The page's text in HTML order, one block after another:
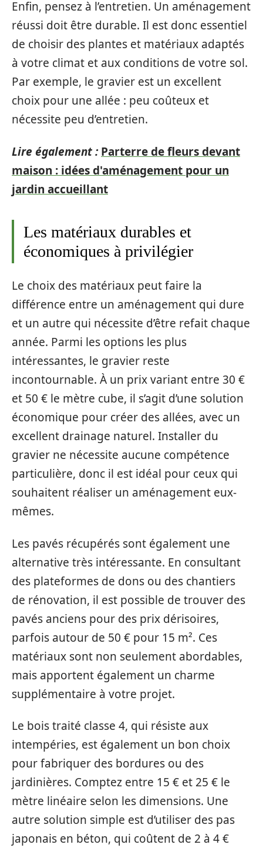
Enfin, pensez à l’entretien. Un aménagement
réussi doit être durable. Il est donc essentiel
de choisir des plantes et matériaux adaptés
à votre climat et aux conditions de votre sol.
Par exemple, le gravier est un excellent
choix pour une allée : peu coûteux et
nécessite peu d’entretien.
Lire également : Parterre de fleurs devant
maison : idées d'aménagement pour un
jardin accueillant
Les matériaux durables et
économiques à privilégier
Le choix des matériaux peut faire la
différence entre un aménagement qui dure
et un autre qui nécessite d’être refait chaque
année. Parmi les options les plus
intéressantes, le gravier reste
incontournable. À un prix variant entre 30 €
et 50 € le mètre cube, il s’agit d’une solution
économique pour créer des allées, avec un
excellent drainage naturel. Installer du
gravier ne nécessite aucune compétence
particulière, donc il est idéal pour ceux qui
souhaitent réaliser un aménagement eux-
mêmes.
Les pavés récupérés sont également une
alternative très intéressante. En consultant
des plateformes de dons ou des chantiers
de rénovation, il est possible de trouver des
pavés anciens pour des prix dérisoires,
parfois autour de 50 € pour 15 m². Ces
matériaux sont non seulement abordables,
mais apportent également un charme
supplémentaire à votre projet.
Le bois traité classe 4, qui résiste aux
intempéries, est également un bon choix
pour fabriquer des bordures ou des
jardinières. Comptez entre 15 € et 25 € le
mètre linéaire selon les dimensions. Une
autre solution simple est d’utiliser des pas
japonais en béton, qui coûtent de 2 à 4 €